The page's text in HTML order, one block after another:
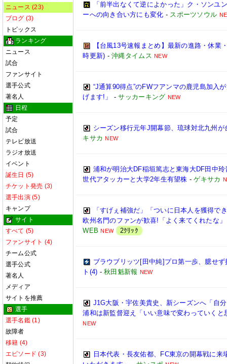
ニュース (23)
ブログ (3)
トピックス
ランキング
ニュース
試合
ファンサイト
選手公式
著名人
日程
予定
試合
テレビ放送
ラジオ放送
イベント
誕生日 (5)
チケット発売 (3)
選手出演 (5)
キャンプ
サイト
すべて (5)
ファンサイト (4)
チーム公式
選手公式
著名人
メディア
サイトを推薦
選手
選手名鑑 (1)
故障者
移籍 (4)
エピソード (3)
「前半出なくて逆によかった」ク・ソンユ
ーへの向き合い方にも変化 - スポーツソウル
【台風13号速報まとめ】最新の進路・休業
時更新) -沖縄タイムス NEW
“J通算90得点”のFWフアンマの鹿児島加入
げます!」
-サッカーキング NEW
シーズン移行元年J開幕節、琉球対北九州
キサカ NEW
浦和が明治大DF稲垣篤志と東海大DF田中
世代アタッカーと大学2年生有望株 -ゲキサカ
「すげぇ補強だ」「ついに日本人を獲得で
欧州名門のファンが歓喜!「よく来てくれたな」
WEB NEW 2ｸﾘｯｸ
ブラウブリッツ[田中純]プロ第一歩、臆せ
ト(4) -秋田魁新報 NEW
J1G大阪・宇佐美貴史、新シーズンへ「自
浦和は新監督迎え「いい意味で変わっていくと
NEW
日本代表・長友佑都、FC東京の開幕戦に来